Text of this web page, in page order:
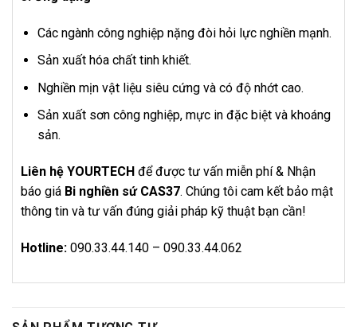
Các ngành công nghiệp nặng đòi hỏi lực nghiền mạnh.
Sản xuất hóa chất tinh khiết.
Nghiền mịn vật liệu siêu cứng và có độ nhớt cao.
Sản xuất sơn công nghiệp, mực in đặc biệt và khoáng
sản.
Liên hệ YOURTECH để được tư vấn miễn phí & Nhận
báo giá Bi nghiền sứ CAS37. Chúng tôi cam kết bảo mật
thông tin và tư vấn đúng giải pháp kỹ thuật bạn cần!
Hotline: 090.33.44.140 – 090.33.44.062